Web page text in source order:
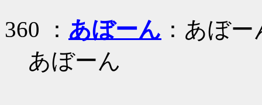
360 ： あぼーん ：あぼー
あぼーん